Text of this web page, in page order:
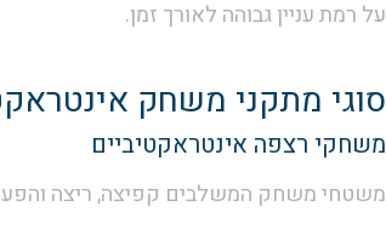
על רמת עניין גבוהה לאורך זמן.
סוגי מתקני משחק
משחקי רצפה אינטראקטיביים
משטחי משחק המשלבים קפיצה, ריצה